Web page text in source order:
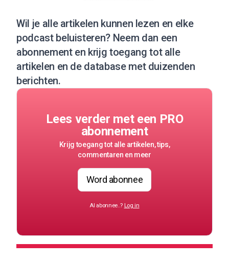
Wil je alle artikelen kunnen lezen en elke
podcast beluisteren? Neem dan een
abonnementen krijg toegang tot alle
artikelen en de database met duizenden
berichten.
Lees verder met een PRO
abonnement
Krijg toegang tot alle artikelen, tips,
commentaren en meer
Word abonnee
Al abonnee..? Log in